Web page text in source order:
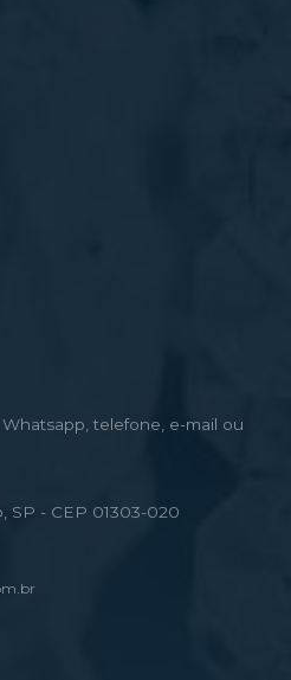
telefone, e-mail ou
SP - CEP 01303-020